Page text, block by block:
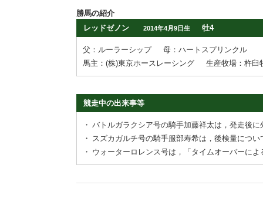
勝馬の紹介
レッドゼノン
2014年4月9日生 牡4
父：ルーラーシップ
母：ハートスプリンクル
馬主：(株)東京ホースレーシング
生産牧場：杵臼
競走中の出来事等
・ バトルガラクシア号の騎手加藤祥太は，発走後
・
スズカガルチ号の騎手服部寿希は，後検量につ
・ ウォーターロレンス号は，「タイムオーバーに